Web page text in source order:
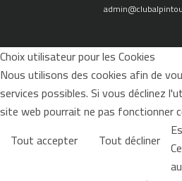
Choix utilisateur pour les Cookies
Nous utilisons des cookies afin de
services possibles. Si vous déclinez
site web pourrait ne pas fonctionner
Tout accepter
Tout décliner